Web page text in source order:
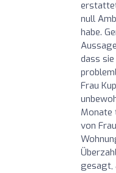
null
habe.
dass
Frau
Monate
von
gesagt,